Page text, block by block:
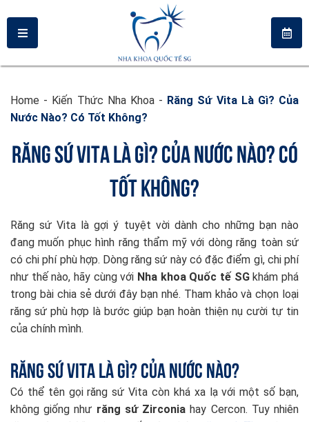
Home - Kiến Thức Nha Khoa- Răng Sứ Vita Là Gì? Của
Nước Nào? Có Tốt Không?
RĂNG SỨ VITA LÀ GÌ? CỦA NƯỚC NÀO? CÓ
TỐT KHÔNG?
Răng sứ Vita là gợi ý tuyệt vời dành cho những bạn nào
đang muốn phục hình răng thẩm mỹ với dòng răng toàn sứ
có chi phí phù hợp. Dòng răng sứ này có đặc điểm gì, chi phí
như thế nào, hãy cùng với Nha khoa Quốc tế SGkhám phá
trong bài chia sẻ dưới đây bạn nhé. Tham khảo và chọn loại
răng sứ phù hợp là bước giúp bạn hoàn thiện nụ cười tự tin
của chính mình.
Răng sứ Vita là gì? Của nước nào?
Có thể tên gọi răng sứ Vita còn khá xa lạ với một số bạn,
không giống như răng sứ Zirconia hay Cercon. Tuy nhiên